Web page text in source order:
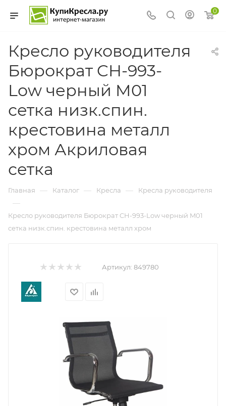
0
Кресло руководителя
Бюрократ CH-993-
Low черный M01
сетка низк.спин.
крестовина металл
хром Акриловая
сетка
Главная — Каталог — Кресла — Кресла руководителя
—
Кресло руководителя Бюрократ CH-993-Low черный M01
сетка низк.спин. крестовина металл хром
Артикул: 849780